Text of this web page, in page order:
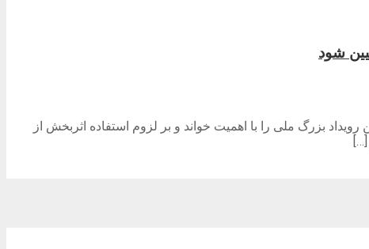
شود
بزرگ ملی را با اهمیت خواند و بر لزوم استفاده اثربخش از